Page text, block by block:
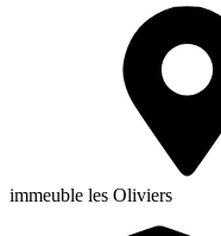
immeuble les Oliviers